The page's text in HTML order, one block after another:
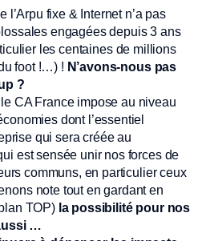
l’Arpu fixe & Internet n’a pas
engagées depuis 3 ans
les centaines de millions
foot !…) ! N’avons-nous pas
?
CA France impose au niveau
dont l’essentiel
qui sera créée au
est sensée unir nos forces de
communs, en particulier ceux
note tout en gardant en
TOP) la possibilité pour nos
…